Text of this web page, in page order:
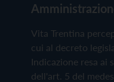
Vita Trentina
cui al decreto
Indicazione resa ai
dell'art. 5 del